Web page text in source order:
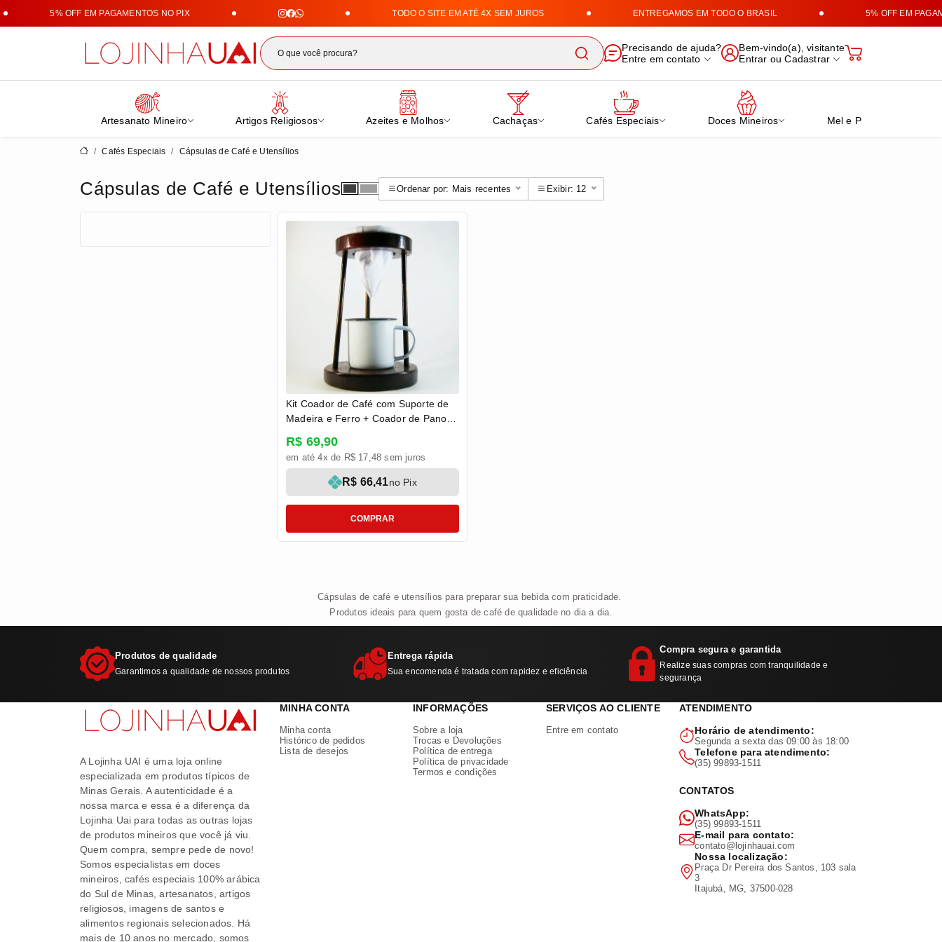
5% OFF EM PAGAMENTOS NO PIX TODO O SITE EM ATÉ 4X SEM JUROS ENTREGAMOS EM TODO O BRASIL 5% OFF EM
Lojinha Uai | Loja de Doces, Cafés e Produtos Mineiros
Precisando de ajuda?
Entre em contato
Bem-vindo(a), visitante
Entrar ouCadastrar
Artesanato Mineiro Artigos Religiosos Azeites e Molhos Cachaças Cafés Especiais Doces Mineiros Mel e Própolis Verde
Cafés Especiais Cápsulas de Café e Utensílios
Cápsulas de Café e Utensílios Ordenar por: Mais recentes Exibir: 12
Kit Coador de Café com Suporte de
Madeira e Ferro + Coador de Pano e
R$ 69,90
R$ 66,41no Pix
em até 4x de R$ 17,48 sem juros
COMPRAR
Cápsulas de café e utensílios para preparar sua bebida com praticidade.
Produtos ideais para quem gosta de café de qualidade no dia a dia.
Produtos de qualidade
Garantimos a qualidade de nossos produtos
Entrega rápida
Sua encomenda é tratada com rapidez e eficiência
Compra segura e garantida
Realize suas compras com tranquilidade e
segurança
A Lojinha UAI é uma loja online
especializada em produtos típicos de
Minas Gerais. A autenticidade é a
nossa marca e essa é a diferença da
Lojinha Uai para todas as outras lojas
de produtos mineiros que você já viu.
Quem compra, sempre pede de novo!
Somos especialistas em doces
mineiros, cafés especiais 100% arábica
do Sul de Minas, artesanatos, artigos
religiosos, imagens de santos e
alimentos regionais selecionados. Há
mais de 10 anos no mercado, somos
MINHA CONTA
Minha conta
Histórico de pedidos
Lista de desejos
INFORMAÇÕES
Sobre a loja
Trocas e Devoluções
Política de entrega
Política de privacidade
Termos e condições
SERVIÇOS AO CLIENTE
Entre em contato
ATENDIMENTO
Horário de atendimento:
Segunda a sexta das 09:00 às 18:00
Telefone para atendimento:
(35) 99893-1511
CONTATOS
WhatsApp:
(35) 99893-1511
E-mail para contato:
contato@lojinhauai.com
Nossa localização:
Praça Dr Pereira dos Santos, 103 sala
3
Itajubá, MG, 37500-028